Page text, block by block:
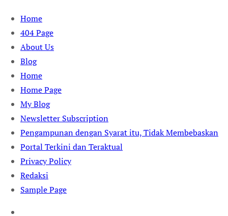
Skip
content
Home
404 Page
About Us
Blog
Home
Home Page
My Blog
Newsletter Subscription
Pengampunan dengan Syarat itu, Tidak Membebaskan
Portal Terkini dan Teraktual
Privacy Policy
Redaksi
Sample Page